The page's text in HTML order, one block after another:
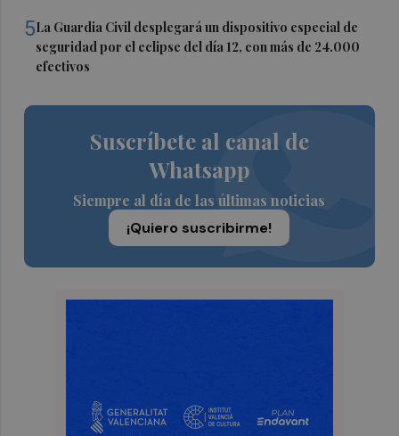
5La Guardia Civil desplegará un dispositivo especial de
seguridad por el eclipse del día 12, con más de 24.000
efectivos
Suscríbete al canal de
Whatsapp
Siempre al día de las últimas noticias
¡Quiero suscribirme!